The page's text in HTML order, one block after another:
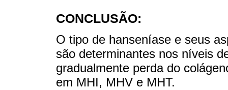
CONCLUSÃO:
O tipo de hanseníase e seus
são determinantes nos níveis
gradualmente perda do
em MHI, MHV e MHT.